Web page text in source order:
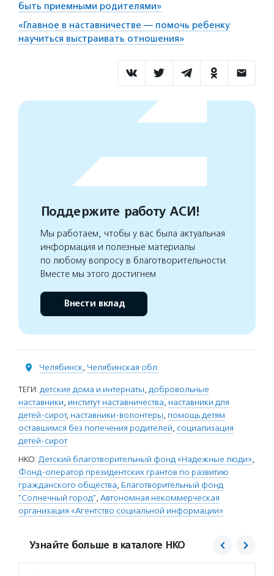
быть приемными родителями»
«Главное в наставничестве — помочь ребенку
научиться выстраивать отношения»
Поддержите работу АСИ!
Мы работаем, чтобы у вас была актуальная
информация и полезные материалы
по любому вопросу в благотворительности.
Вместе мы этого достигнем
Внести вклад
Челябинск, Челябинская обл.
ТЕГИ: детские дома и интернаты, добровольные
наставники, институт наставничества, наставники для
детей-сирот, наставники-волонтеры, помощь детям
оставшимся без попечения родителей, социализация
детей-сирот
НКО: Детский благотворительный фонд «Надежные люди»,
Фонд-оператор президентских грантов по развитию
гражданского общества, Благотворительный фонд
"Солнечный город", Автономная некоммерческая
организация «Агентство социальной информации»
Узнайте больше в каталоге НКО